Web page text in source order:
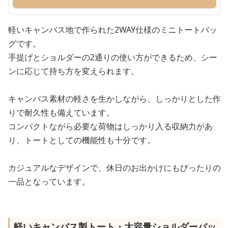
軽いキャンバス地で作られた2WAY仕様のミニトートバッ
グです。
手提げとショルダーの2通りの使い方ができるため、シー
ンに応じて持ち方を変えられます。
キャンバス素材の軽さを生かしながら、しっかりとした作
りで耐久性も備えています。
コンパクトながら必要な荷物はしっかり入る収納力があ
り、トートとしての機能性も十分です。
カジュアルなデザインで、休日のお出かけにもぴったりの
一品となっています。